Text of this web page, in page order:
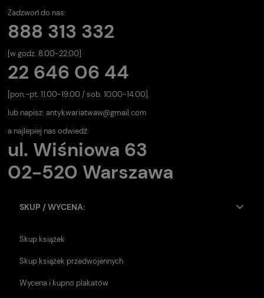
Zadzwoń do nas:
888 313 332
[w godz. 8.00-22.00]
22 646 06 44
[pon.-pt. 11.00-19.00 / sob. 10.00-14.00].
lub napisz: antykwariatwaw@gmail.com
a najlepiej nas odwiedź:
ul. Wiśniowa 63
02-520 Warszawa
SKUP / WYCENA:
Skup książek
Skup książek przedwojennych
Wycena i kupno plakatów